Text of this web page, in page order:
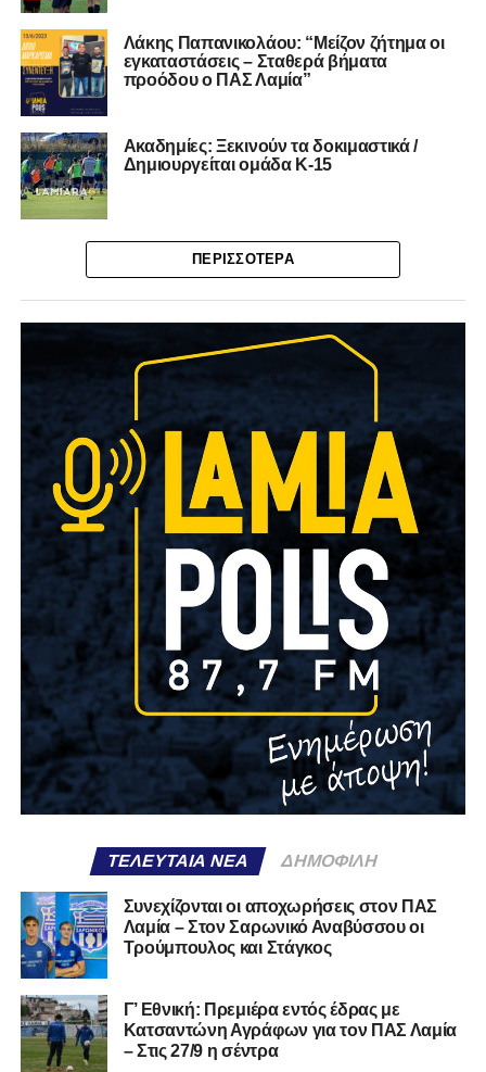
Λάκης Παπανικολάου: “Μείζον ζήτημα οι
εγκαταστάσεις – Σταθερά βήματα
προόδου ο ΠΑΣ Λαμία”
Ακαδημίες: Ξεκινούν τα δοκιμαστικά /
Δημιουργείται ομάδα Κ-15
ΠΕΡΙΣΣΌΤΕΡΑ
ΤΕΛΕΥΤΑΊΑ ΝΈΑ ΔΗΜΟΦΙΛΉ
Συνεχίζονται οι αποχωρήσεις στον ΠΑΣ
Λαμία – Στον Σαρωνικό Αναβύσσου οι
Τρούμπουλος και Στάγκος
Γ’ Εθνική: Πρεμιέρα εντός έδρας με
Κατσαντώνη Αγράφων για τον ΠΑΣ Λαμία
– Στις 27/9 η σέντρα